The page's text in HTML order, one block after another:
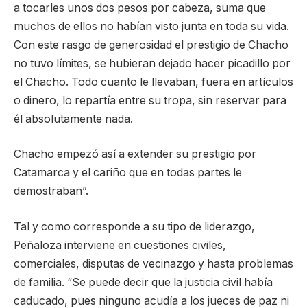
a tocarles unos dos pesos por cabeza, suma que
muchos de ellos no habían visto junta en toda su vida.
Con este rasgo de generosidad el prestigio de Chacho
no tuvo límites, se hubieran dejado hacer picadillo por
el Chacho. Todo cuanto le llevaban, fuera en artículos
o dinero, lo repartía entre su tropa, sin reservar para
él absolutamente nada.
Chacho empezó así a extender su prestigio por
Catamarca y el cariño que en todas partes le
demostraban”.
Tal y como corresponde a su tipo de liderazgo,
Peñaloza interviene en cuestiones civiles,
comerciales, disputas de vecinazgo y hasta problemas
de familia. “Se puede decir que la justicia civil había
caducado, pues ninguno acudía a los jueces de paz ni